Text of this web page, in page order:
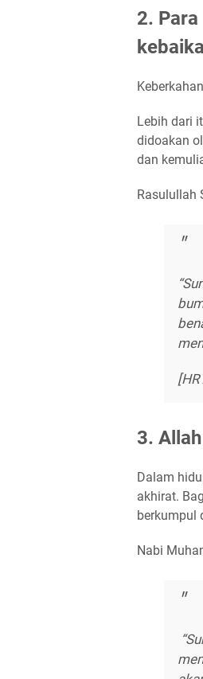
2.
Lebih dari
didoakan
dan
Rasulullah
3.
Dalam
akhirat.
berkumpul
Nabi